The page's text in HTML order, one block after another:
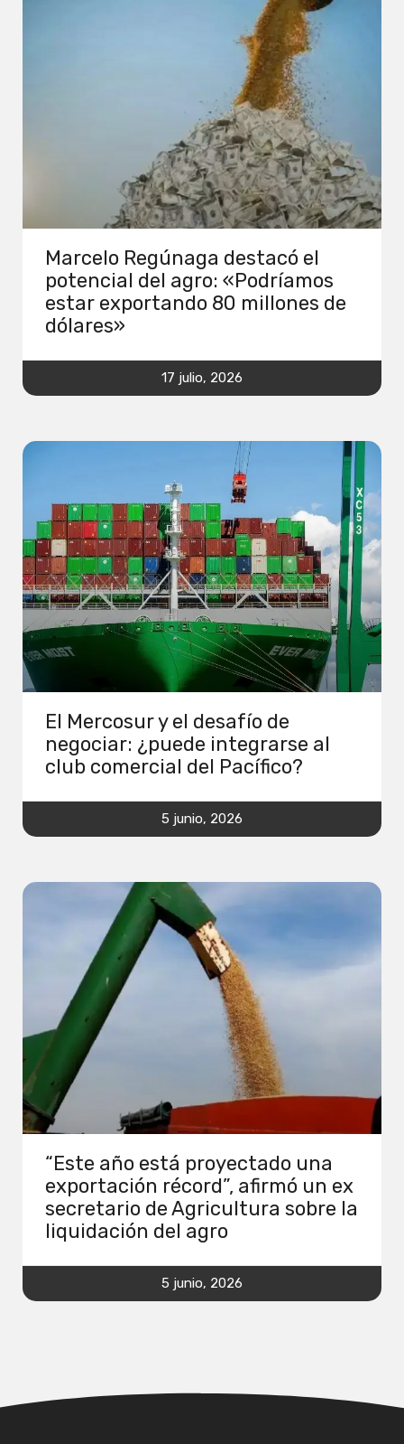
Marcelo Regúnaga destacó el
potencial del agro: «Podríamos
estar exportando 80 millones de
dólares»
17 julio, 2026
El Mercosur y el desafío de
negociar: ¿puede integrarse al
club comercial del Pacífico?
5 junio, 2026
“Este año está proyectado una
exportación récord”, afirmó un ex
secretario de Agricultura sobre la
liquidación del agro
5 junio, 2026